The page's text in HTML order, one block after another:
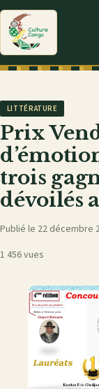
LITTÉRATURE
Prix
trois
dévoilés
Publié le 22 décembre
1 456 vues